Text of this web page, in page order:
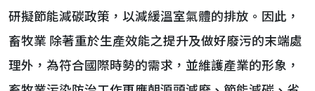
研擬節能減碳政策，以減緩溫室氣體的排放。因此，
畜牧業 除著重於生產效能之提升及做好廢污的末端處
理外，為符合國際時勢的需求，並維護產業的形象，